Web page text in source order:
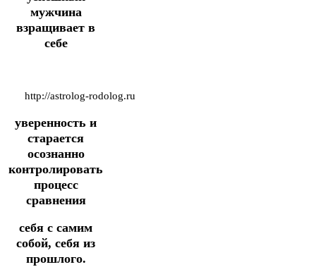
мужчина
взращивает в
себе
http://astrolog-rodolog.ru
уверенность и
старается
осознанно
контролировать
процесс
сравнения
себя с самим
собой, себя из
прошлого.